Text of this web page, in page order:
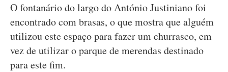
O fontanário do largo do António Justiniano foi
encontrado com brasas, o que mostra que alguém
utilizou este espaço para fazer um churrasco, em
vez de utilizar o parque de merendas destinado
para este fim.